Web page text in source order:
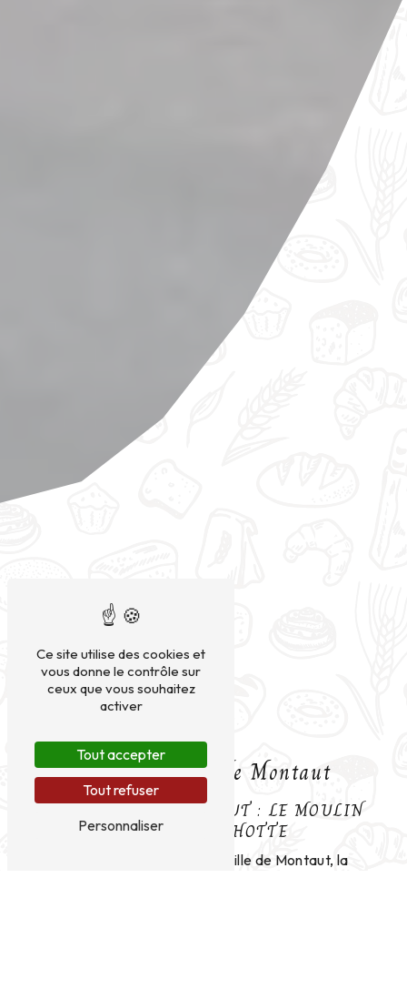
Pâtisserie près de Montaut
PÂTISSERIE À MONTAUT : LE MOULIN
DE DON QUICHOTTE
Située dans la charmante ville de Montaut, la
Ce site utilise des cookies et
vous donne le contrôle sur
ceux que vous souhaitez
activer
Tout accepter
Tout refuser
Personnaliser